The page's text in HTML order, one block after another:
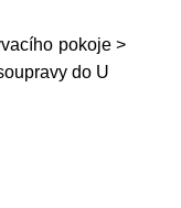
pokoje >
do U